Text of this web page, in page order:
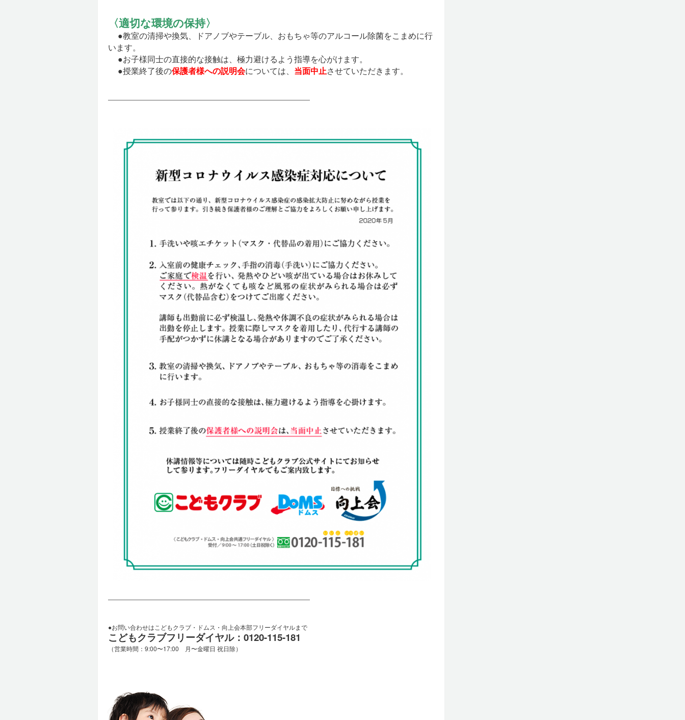
〈適切な環境の保持〉
●教室の清掃や換気、ドアノブやテーブル、おもちゃ等のアルコール除菌をこまめに行
います。
●お子様同士の直接的な接触は、極力避けるよう指導を心がけます。
●授業終了後の保護者様への説明会については、 当面中止させていただきます。
―――――――――――――――――――――――――――――――――
―――――――――――――――――――――――――――――――――
●お問い合わせはこどもクラブ・ドムス・向上会本部フリーダイヤルまで
こどもクラブフリーダイヤル：0120-115-181
（営業時間：9:00〜17:00 月〜金曜日 祝日除）